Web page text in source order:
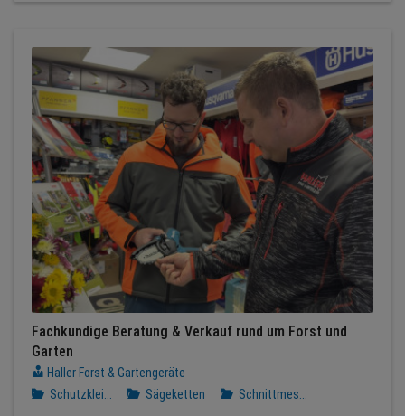
Fachkundige Beratung & Verkauf rund um Forst und
Garten
Haller Forst & Gartengeräte
Schutzklei...
Sägeketten Schnittmes...